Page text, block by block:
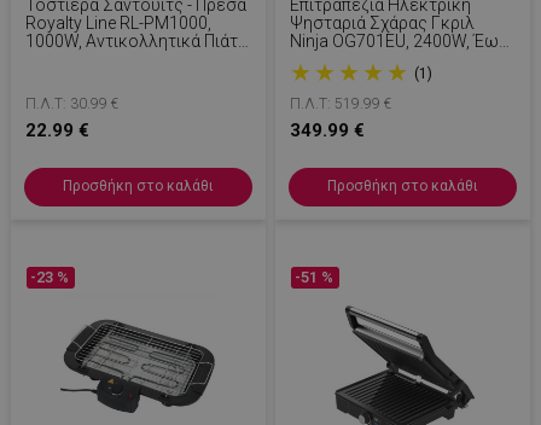
Τοστιέρα Σάντουιτς - Πρέσα
Royalty Line RL-PM1000,
1000W, Αντικολλητικά Πιάτα,
Π.Λ.Τ: 30.99 €
22.99 €
Προσθήκη στο καλάθι
Επιτραπέζια Ηλεκτρική
Ψησταριά Σχάρας Γκριλ
Ninja OG701EU, 2400W, Έως
260C, Εσωτερική Κεραμική
Επίστρωση Αμίνης, Woodfire,
Γκρι
★ ★ ★ ★ ★ (1)
Π.Λ.Τ: 519.99 €
349.99 €
Προσθήκη στο καλάθι
-23 % -51 %